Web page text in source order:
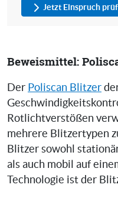
Jetzt Einspruch
Beweismittel:
Der Poliscan Blitzer
Rotlichtverstößen
mehrere Blitzertypen
Blitzer sowohl
als auch mobil auf
Technologie ist der